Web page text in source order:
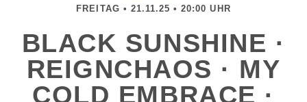
FREITAG • 21.11.25 • 20:00 UHR
BLACK SUNSHINE ·
REIGNCHAOS · MY
COLD EMBRACE ·